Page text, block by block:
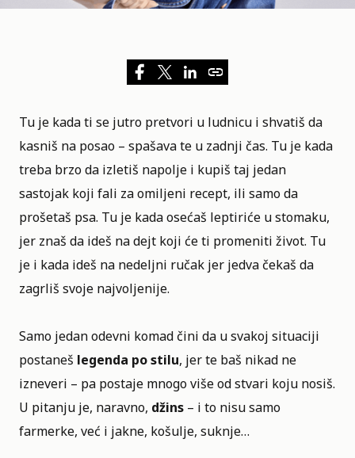
Tu je kada ti se jutro pretvori u ludnicu i shvatiš da
kasniš na posao – spašava te u zadnji čas. Tu je kada
treba brzo da izletiš napolje i kupiš taj jedan
sastojak koji fali za omiljeni recept, ili samo da
prošetaš psa. Tu je kada osećaš leptiriće u stomaku,
jer znaš da ideš na dejt koji će ti promeniti život. Tu
je i kada ideš na nedeljni ručak jer jedva čekaš da
zagrliš svoje najvoljenije.
Samo jedan odevni komad čini da u svakoj situaciji
postaneš legenda po stilu, jer te baš nikad ne
izneveri – pa postaje mnogo više od stvari koju nosiš.
U pitanju je, naravno, džins – i to nisu samo
farmerke, već i jakne, košulje, suknje…